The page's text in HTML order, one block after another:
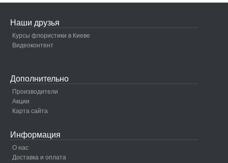
Наши друзья
Курсы флористики в Киеве
Видеоконтент
Дополнительно
Производители
Акции
Карта сайта
Информация
О нас
Доставка и оплата